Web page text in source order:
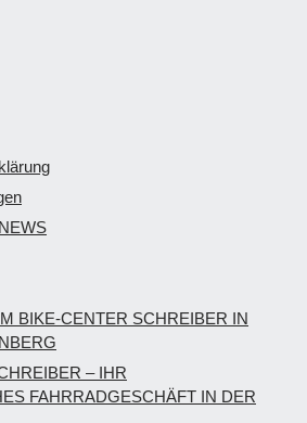
BIKE-CENTER SCHREIBER IN
– IHR
FAHRRADGESCHÄFT IN DER